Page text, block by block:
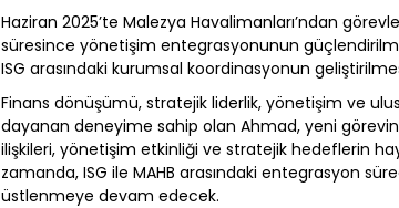
Haziran 2025’te Malezya Havalimanları’ndan
süresince yönetişim entegrasyonunun
ISG arasındaki kurumsal koordinasyonun
Finans dönüşümü, stratejik liderlik, yönetişim ve
dayanan deneyime sahip olan Ahmad, yeni
ilişkileri, yönetişim etkinliği ve stratejik hedeflerin
zamanda, ISG ile MAHB arasındaki entegrasyon
üstlenmeye devam edecek.